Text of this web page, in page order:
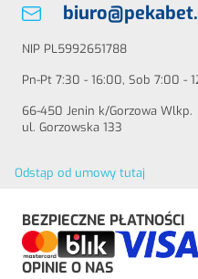
NIP PL5992651788
Pn-Pt 7:30 - 16:00, Sob 7:00 -
66-450 Jenin k/Gorzowa Wlkp.
ul. Gorzowska 133
Odstąp od umowy tutaj
BEZPIECZNE PŁATNOŚCI
OPINIE O NAS